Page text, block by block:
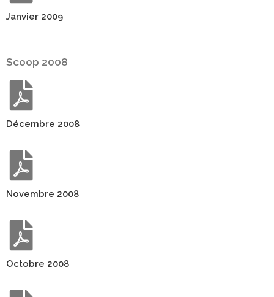
Janvier 2009
Scoop 2008
Décembre 2008
Novembre 2008
Octobre 2008